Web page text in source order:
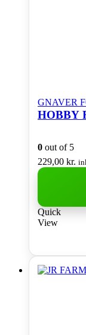
GNAVER
HOBBY
0 out of 5
229,00 kr.
Quick
View